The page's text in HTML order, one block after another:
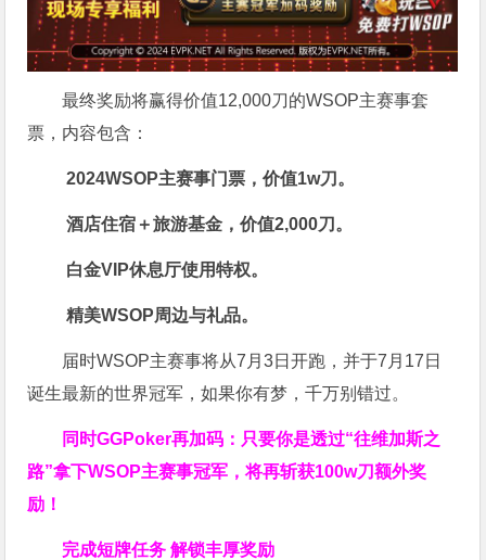
最终奖励将赢得价值12,000刀的WSOP主赛事套
票，内容包含：
2024WSOP主赛事门票，价值1w刀。
酒店住宿＋旅游基金，价值2,000刀。
白金VIP休息厅使用特权。
精美WSOP周边与礼品。
届时WSOP主赛事将从7月3日开跑，并于7月17日
诞生最新的世界冠军，如果你有梦，千万别错过。
同时GGPoker再加码：只要你是透过“往维加斯之
路”拿下WSOP主赛事冠军，将再斩获100w刀额外奖
励！
完成短牌任务 解锁丰厚奖励